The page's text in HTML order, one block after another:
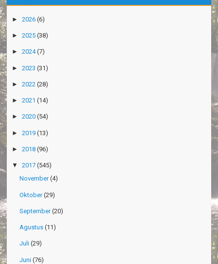
► 2026 (6)
► 2025 (38)
► 2024(7)
► 2023 (31)
► 2022 (28)
► 2021 (14)
► 2020 (54)
► 2019 (13)
► 2018 (96)
▼ 2017 (545)
November(4)
Oktober(29)
September(20)
Agustus (11)
Juli (29)
Juni (76)